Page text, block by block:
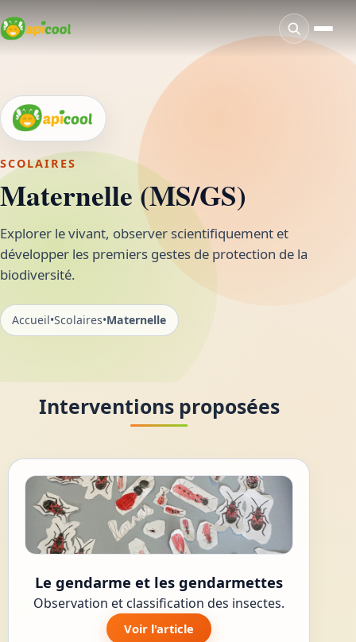
SCOLAIRES
Maternelle (MS/GS)
Explorer le vivant, observer scientifiquement et
développer les premiers gestes de protection de la
biodiversité.
Accueil•Scolaires•Maternelle
Interventions proposées
Le gendarme et les gendarmettes
Observation et classification des insectes.
Voir l'article